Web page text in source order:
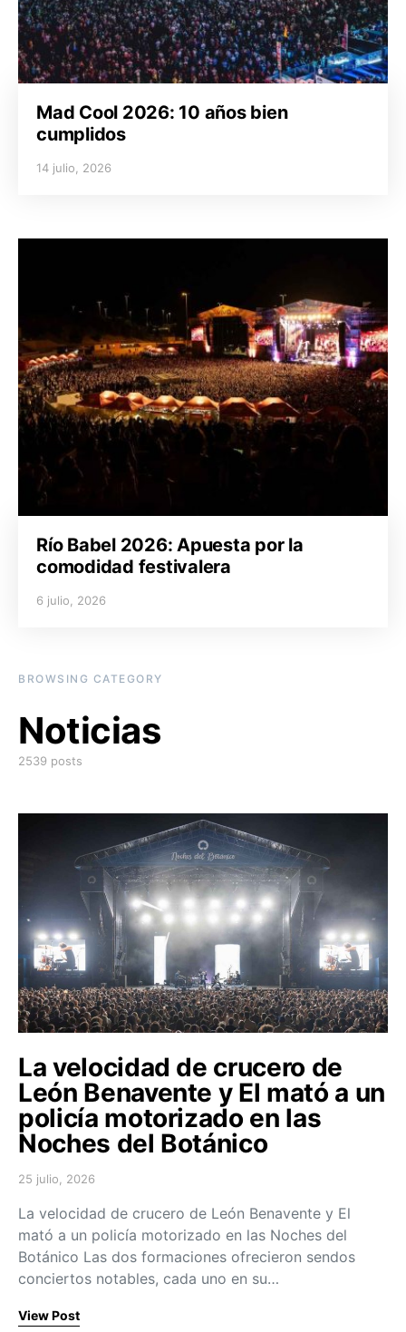
Mad Cool 2026: 10 años bien
cumplidos
Posted on
14 julio, 2026
Río Babel 2026: Apuesta por la
comodidad festivalera
Posted on
6 julio, 2026
BROWSING CATEGORY
Noticias
2539 posts
La velocidad de crucero de
León Benavente y El mató a un
policía motorizado en las
Noches del Botánico
Posted on
25 julio, 2026
La velocidad de crucero de León Benavente y El
mató a un policía motorizado en las Noches del
Botánico Las dos formaciones ofrecieron sendos
conciertos notables, cada uno en su…
View Post